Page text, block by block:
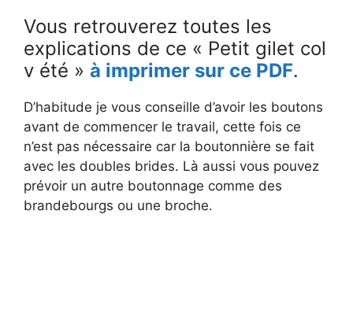
Vous retrouverez toutes les
explications de ce « Petit gilet col
v été » à imprimer sur ce PDF.
D’habitude je vous conseille d’avoir les boutons
avant de commencer le travail, cette fois ce
n’est pas nécessaire car la boutonnière se fait
avec les doubles brides. Là aussi vous pouvez
prévoir un autre boutonnage comme des
brandebourgs ou une broche.